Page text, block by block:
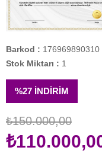
Barkod : 176969890310
Stok Miktarı : 1
%27 İNDIRIM
₺150.000,00